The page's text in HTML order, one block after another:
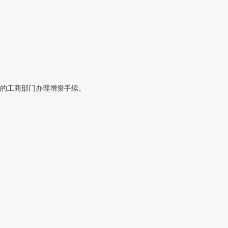
工商部门办理增资手续。